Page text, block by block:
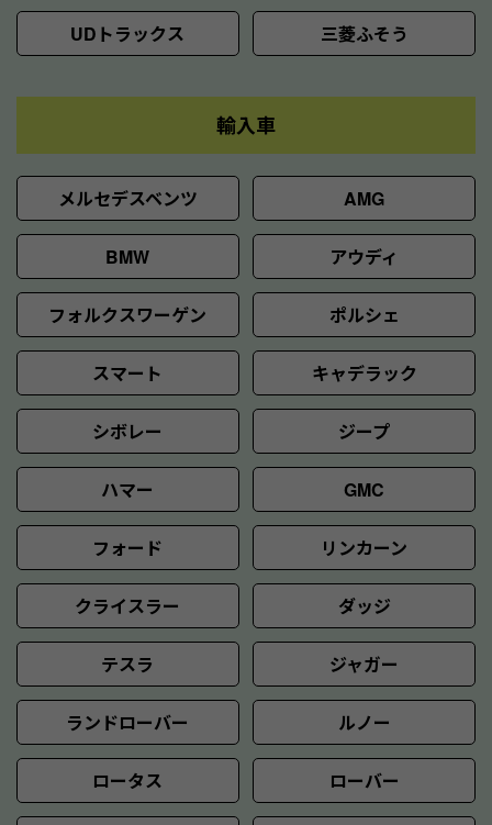
UDトラックス 三菱ふそう
輸入車
メルセデスベンツ AMG
BMW アウディ
フォルクスワーゲン ポルシェ
スマート キャデラック
シボレー ジープ
ハマー GMC
フォード リンカーン
クライスラー ダッジ
テスラ ジャガー
ランドローバー ルノー
ロータス ローバー